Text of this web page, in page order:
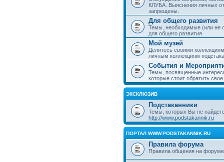
КЛУБА. Выяснения личных
запрещены.
Для общего развития
Темы, необходимые (или не
для общего развития
Мой музей
Делитесь своими
личным коллекциям
События и
Темы, посвященные
которые стоит обратить
ЭКСКЛЮЗИВ
Подстаканники
Темы, которых Вы не
http://www.podstakannik.ru
ПОРТАЛ WWW.PODSTAKANNIK.RU
Правила форума
Правила общения на форуме